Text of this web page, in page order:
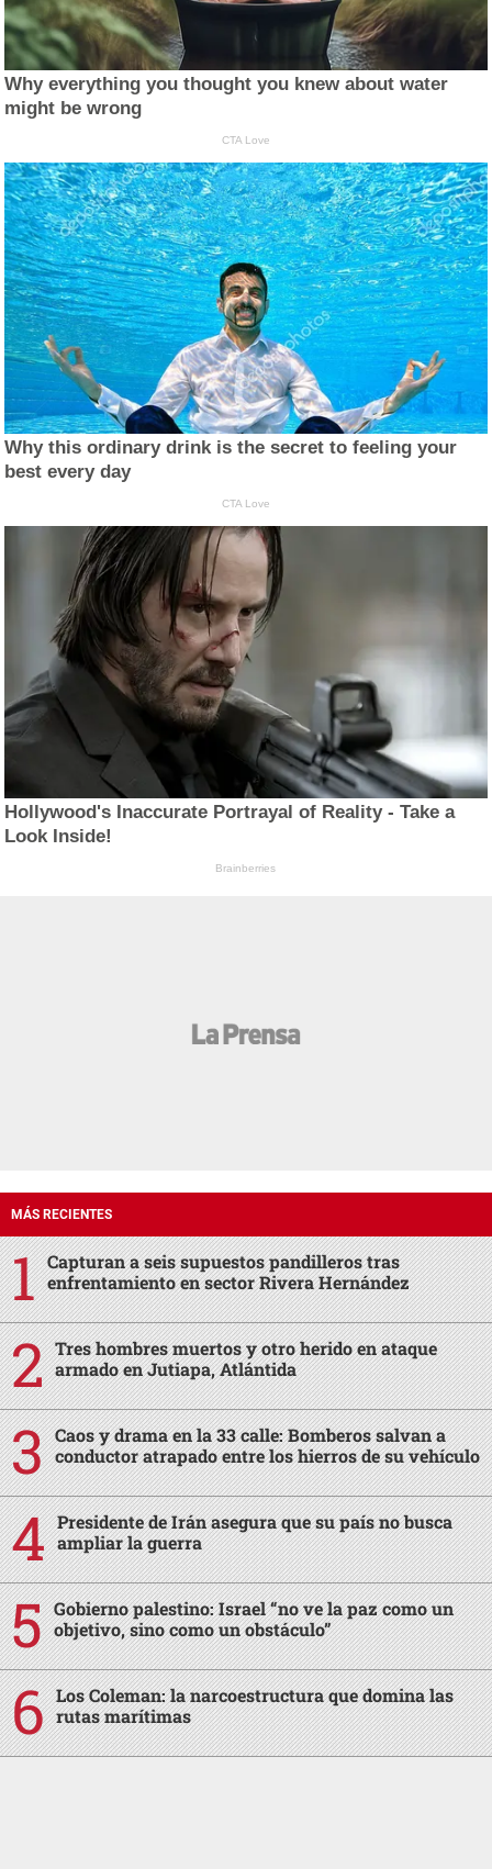
Why everything you thought you knew about water
might be wrong
CTA Love
Why this ordinary drink is the secret to feeling your
best every day
CTA Love
Hollywood's Inaccurate Portrayal of Reality - Take a
Look Inside!
Brainberries
MÁS RECIENTES
Capturan a seis supuestos pandilleros tras
enfrentamiento en sector Rivera Hernández
Tres hombres muertos y otro herido en ataque
armado en Jutiapa, Atlántida
Caos y drama en la 33 calle: Bomberos salvan a
conductor atrapado entre los hierros de su vehículo
Presidente de Irán asegura que su país no busca
ampliar la guerra
Gobierno palestino: Israel “no ve la paz como un
objetivo, sino como un obstáculo”
Los Coleman: la narcoestructura que domina las
rutas marítimas